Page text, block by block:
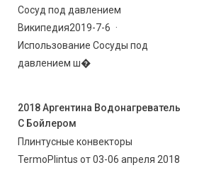
Сосуд под давлением
Википедия2019-7-6 ·
Использование Сосуды под
давлением ш�
2018 Аргентина Водонагреватель
С Бойлером
Плинтусные конвекторы
TermoPlintus от 03-06 апреля 2018